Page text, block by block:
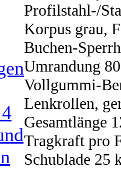
Profilstahl-/
Korpus grau,
Buchen-
Umrandung
Vollgummi-
Lenkrollen,
Gesamtlänge
Tragkraft pro
Schublade 25